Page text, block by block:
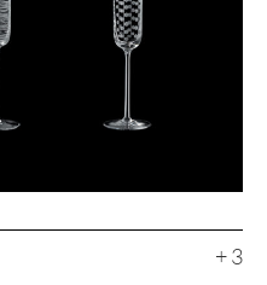
+ 3